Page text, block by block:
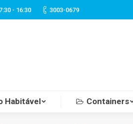
- 16:30 3003-0679
Habitável Containers